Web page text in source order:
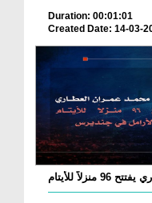
Duration: 00:01:01
Created Date: 14-03-